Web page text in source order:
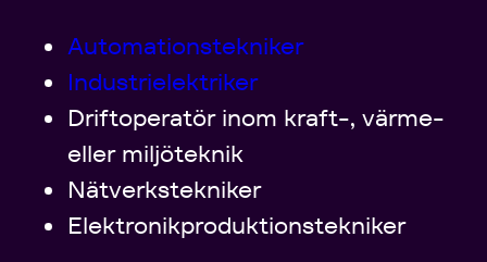
Automationstekniker
Industrielektriker
Driftoperatör inom kraft-, värme-
eller miljöteknik
Nätverkstekniker
Elektronikproduktionstekniker